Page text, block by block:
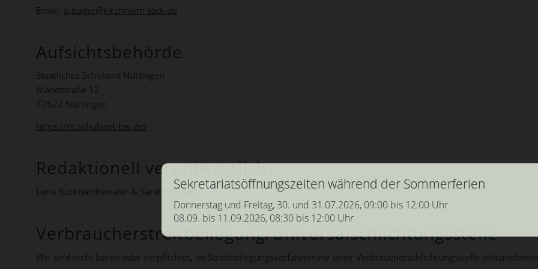
Email: p.bader@kirchheim-teck.de
Aufsichtsbehörde
Staatliches Schulamt Nürtingen
Marktstraße 12
72622 Nürtingen
https://nt.schulamt-bw.de/
Redaktionell verantwortlich
Lena Burkhardtsmaier & Sarah Heitzler
Verbraucher­streit­beilegung/Universal­schlichtungs­stelle
Wir sind nicht bereit oder verpflichtet, an Streitbeilegungsverfahren vor einer Verbraucherschlichtungsstelle
Sekretariatsöffnungszeiten während der Sommerferien
Donnerstag und Freitag, 30. und 31.07.2026, 09:00 bis 12:00 Uhr
08.09. bis 11.09.2026, 08:30 bis 12:00 Uhr